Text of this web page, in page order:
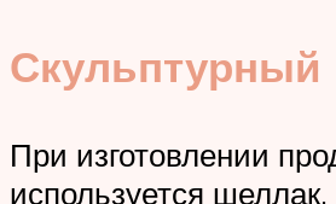
Скульптурный
При изготовлении
используется